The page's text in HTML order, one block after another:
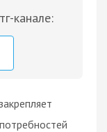
канале: